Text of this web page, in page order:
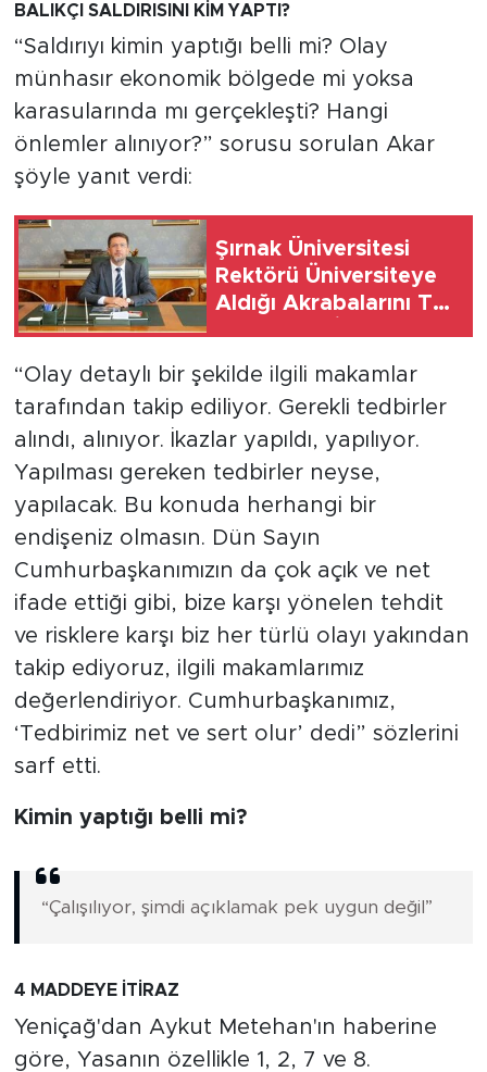
BALIKÇI SALDIRISINI KİM YAPTI?
“Saldırıyı kimin yaptığı belli mi? Olay
münhasır ekonomik bölgede mi yoksa
karasularında mı gerçekleşti? Hangi
önlemler alınıyor?” sorusu sorulan Akar
şöyle yanıt verdi:
Şırnak Üniversitesi
Rektörü Üniversiteye
Aldığı Akrabalarını Tek
Emrimdir Tebrik Edin
“Olay detaylı bir şekilde ilgili makamlar
tarafından takip ediliyor. Gerekli tedbirler
alındı, alınıyor. İkazlar yapıldı, yapılıyor.
Yapılması gereken tedbirler neyse,
yapılacak. Bu konuda herhangi bir
endişeniz olmasın. Dün Sayın
Cumhurbaşkanımızın da çok açık ve net
ifade ettiği gibi, bize karşı yönelen tehdit
ve risklere karşı biz her türlü olayı yakından
takip ediyoruz, ilgili makamlarımız
değerlendiriyor. Cumhurbaşkanımız,
‘Tedbirimiz net ve sert olur’ dedi” sözlerini
sarf etti.
Kimin yaptığı belli mi?
“Çalışılıyor, şimdi açıklamak pek uygun değil”
4 MADDEYE İTİRAZ
Yeniçağ'dan Aykut Metehan'ın haberine
göre, Yasanın özellikle 1, 2, 7 ve 8.
KADIN
SAĞLIK
MEDYA KÖŞESİ
FOTO GALERİ
VİDEOLAR
SOSYAL MEDYA